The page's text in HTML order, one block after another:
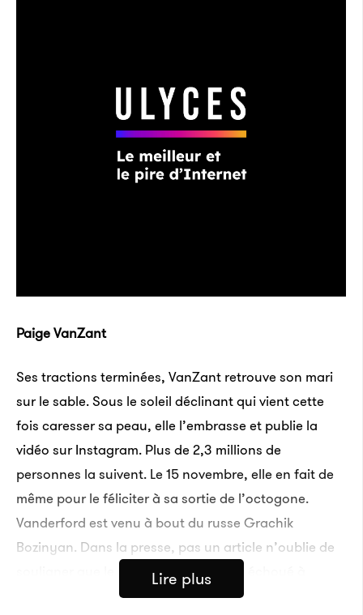
Paige VanZant
Ses tractions terminées, VanZant retrouve son mari
sur le sable. Sous le soleil déclinant qui vient cette
fois caresser sa peau, elle l’embrasse et publie la
vidéo sur Instagram. Plus de 2,3 millions de
personnes la suivent. Le 15 novembre, elle en fait de
même pour le féliciter à sa sortie de l’octogone.
Vanderford est venu à bout du russe Grachik
Bozinyan. Dans la presse, pas un article n’oublie de
souligner que le « Gentleman », qui a échoué à
obtenir un contrat UFC l’an passé, est aussi «
Lire plus